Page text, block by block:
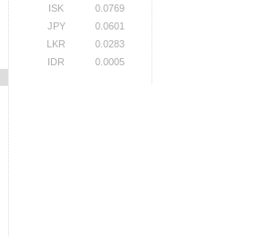
ISK
0.0769
JPY
0.0601
LKR
0.0283
IDR
0.0005